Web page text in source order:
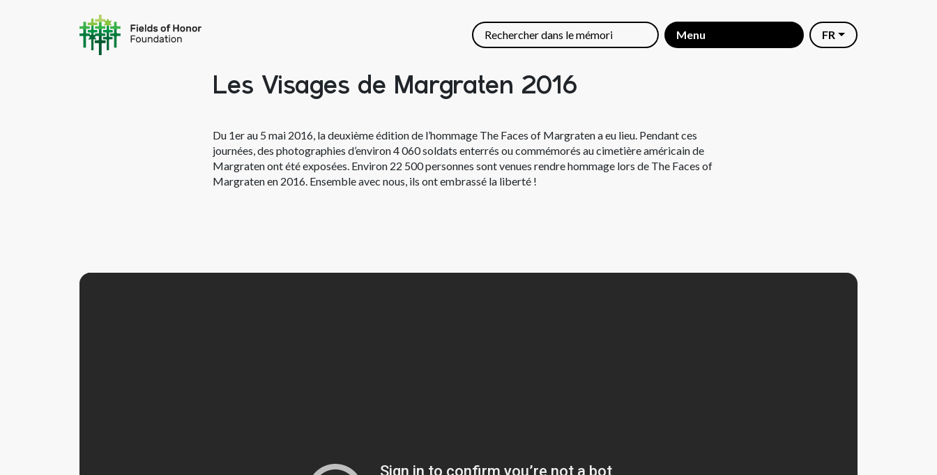
Menu FR
Les Visages de Margraten 2016
Du 1er au 5 mai 2016, la deuxième édition de l’hommage The Faces of Margraten a eu lieu. Pendant ces
journées, des photographies d’environ 4 060 soldats enterrés ou commémorés au cimetière américain de
Margraten ont été exposées. Environ 22 500 personnes sont venues rendre hommage lors de The Faces of
Margraten en 2016. Ensemble avec nous, ils ont embrassé la liberté !